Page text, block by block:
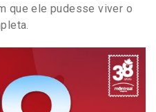
que ele pudesse viver o